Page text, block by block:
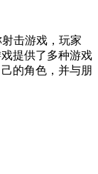
射击游戏，玩家
提供了多种游戏
的角色，并与朋